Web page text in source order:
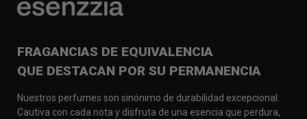
FRAGANCIAS DE EQUIVALENCIA
QUE DESTACAN POR SU PERMANENCIA
Nuestros perfumes son sinónimo de durabilidad excepcional.
Cautiva con cada nota y disfruta de una esencia que perdura,